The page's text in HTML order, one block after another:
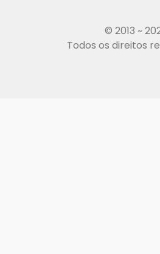
© 2013 ~
Todos os direitos